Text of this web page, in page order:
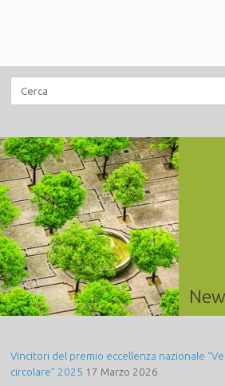
Vincitori del premio eccellenza nazionale
circolare” 2025 17 Marzo 2026